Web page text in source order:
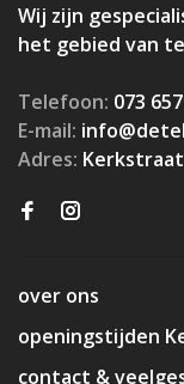
Wij zijn
het gebied van
Telefoon: 073
E-mail:
Adres:
over ons
openingstijden
contact &